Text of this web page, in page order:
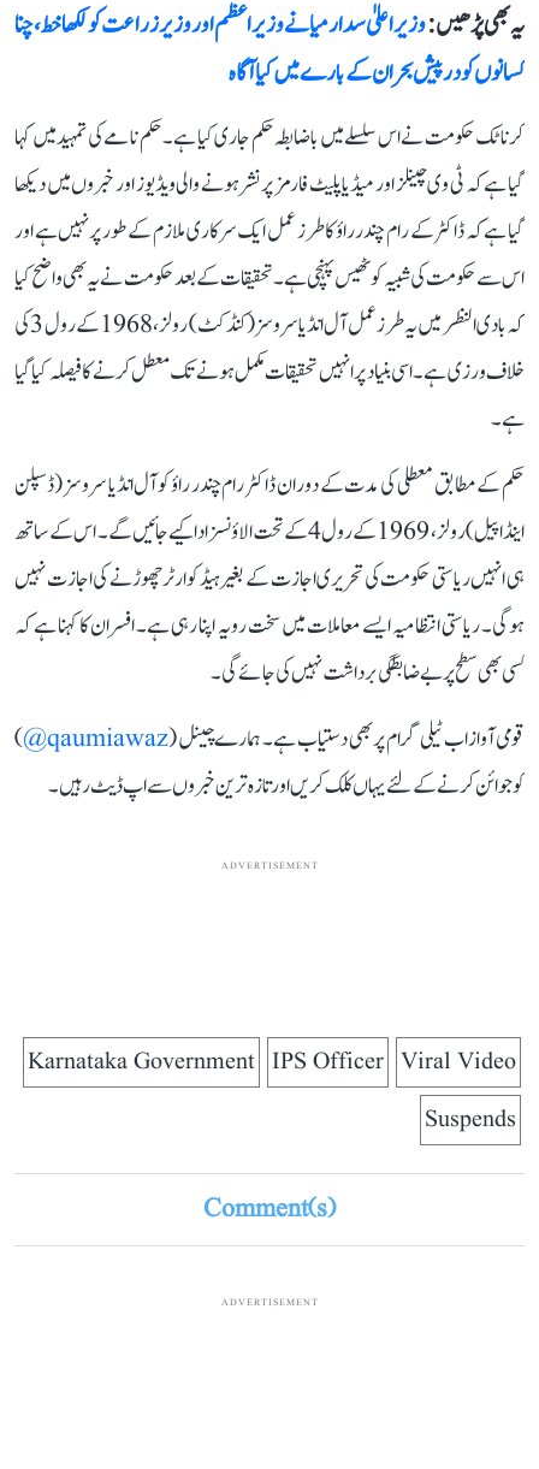
یہ بھی پڑھیں :وزیراعلیٰ سدارمیا نے وزیراعظم اور وزیر زراعت کو لکھا خط ، چنا
کسانوں کو درپیش بحران کے بارے میں کیا آگاہ
کرناٹک حکومت نے اس سلسلے میں باضابطہ حکم جاری کیا ہے۔ حکم نامے کی تمہید میں کہا
گیا ہے کہ ٹی وی چینلز اور میڈیا پلیٹ فارمز پر نشر ہونے والی ویڈیوز اور خبروں میں دیکھا
گیا ہے کہ ڈاکٹر کے رام چندر راؤ کا طرز عمل ایک سرکاری ملازم کے طور پرنہیں ہے اور
اس سے حکومت کی شبیہ کو ٹھیس پہنچی ہے۔ تحقیقات کے بعد حکومت نے یہ بھی واضح کیا
کہ بادی النظر میں یہ طرز عمل آل انڈیا سروسز (کنڈکٹ) رولز، 1968 کے رول 3 کی
خلاف ورزی ہے۔ اسی بنیاد پر انہیں تحقیقات مکمل ہونے تک معطل کرنے کا فیصلہ کیا گیا
ہے۔
حکم کے مطابق معطلی کی مدت کے دوران ڈاکٹر رام چندر راؤ کو آل انڈیا سروسز (ڈسپلن
اینڈ اپیل) رولز، 1969 کے رول 4 کے تحت الاؤنسز ادا کیے جائیں گے۔ اس کے ساتھ
ہی انہیں ریاستی حکومت کی تحریری اجازت کے بغیر ہیڈ کوارٹر چھوڑنے کی اجازت نہیں
ہوگی۔ ریاستی انتظامیہ ایسے معاملات میں سخت رویہ اپنا رہی ہے۔ افسران کا کہنا ہے کہ
کسی بھی سطح پر بے ضابطگی برداشت نہیں کی جائے گی۔
قومی آواز اب ٹیلی گرام پر بھی دستیاب ہے۔ ہمارے چینل (qaumiawaz@
)
کو جوائن کرنے کے لئے یہاں کلک کریں اور تازہ ترین خبروں سے اپ ڈیٹ رہیں۔
ADVERTISEMENT
Viral Video
IPS Officer
Karnataka Government
Suspends
Comment(s)
ADVERTISEMENT